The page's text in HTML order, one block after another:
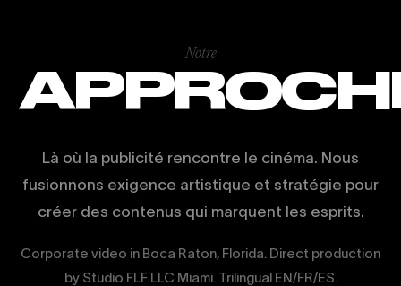
Notre
Là où la publicité rencontre le cinéma. Nous
fusionnons exigence artistique et stratégie pour
créer des contenus qui marquent les esprits.
Corporate video in Boca Raton, Florida. Direct production
by Studio FLF LLC Miami. Trilingual EN/FR/ES.